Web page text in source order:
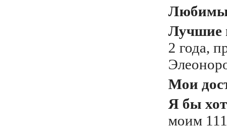
Лучшие
2 года,
Мои
Я бы
моим